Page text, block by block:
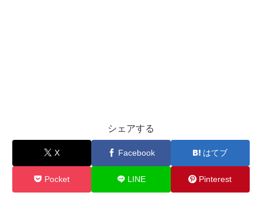
シェアする
X Facebook はてブ
Pocket LINE Pinterest